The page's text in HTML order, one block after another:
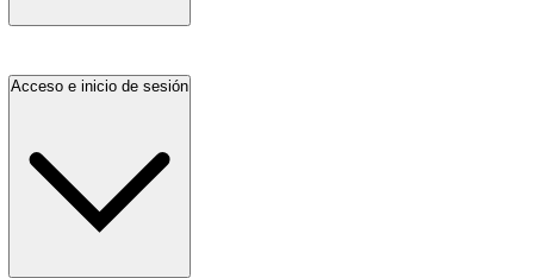
Acceso e inicio de sesión